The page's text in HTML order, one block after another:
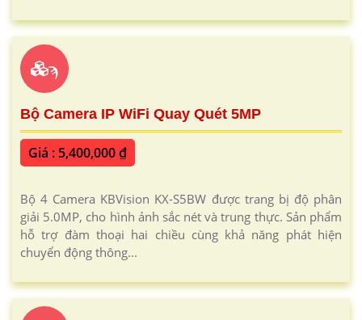
ϡ
Bộ Camera IP WiFi Quay Quét 5MP
Giá : 5,400,000 ₫
Bộ 4 Camera KBVision KX-S5BW được trang bị độ phân
giải 5.0MP, cho hình ảnh sắc nét và trung thực. Sản phẩm
hỗ trợ đàm thoại hai chiều cùng khả năng phát hiện
chuyển động thông...